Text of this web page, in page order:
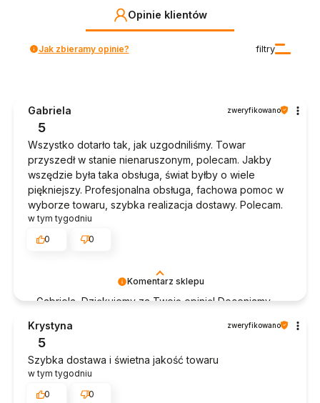
Opinie klientów
filtry
Jak zbieramy opinie?
Komentarz sklepu
Gabriela, Dziękujemy za Twoją opinię! Doceniamy
doświadczeniem. Jesteśmy szczęśliwi, że mamy
takich klientów. Z pozdrowieniami, obsługa sklepu.
Gabriela zweryfikowano
5
Wszystko dotarło tak, jak uzgodniliśmy. Towar
przyszedł w stanie nienaruszonym, polecam. Jakby
wszędzie była taka obsługa, świat byłby o wiele
piękniejszy. Profesjonalna obsługa, fachowa pomoc w
wyborze towaru, szybka realizacja dostawy. Polecam.
w tym tygodniu
0
0
Krystyna zweryfikowano
5
Szybka dostawa i świetna jakość towaru
w tym tygodniu
0
0